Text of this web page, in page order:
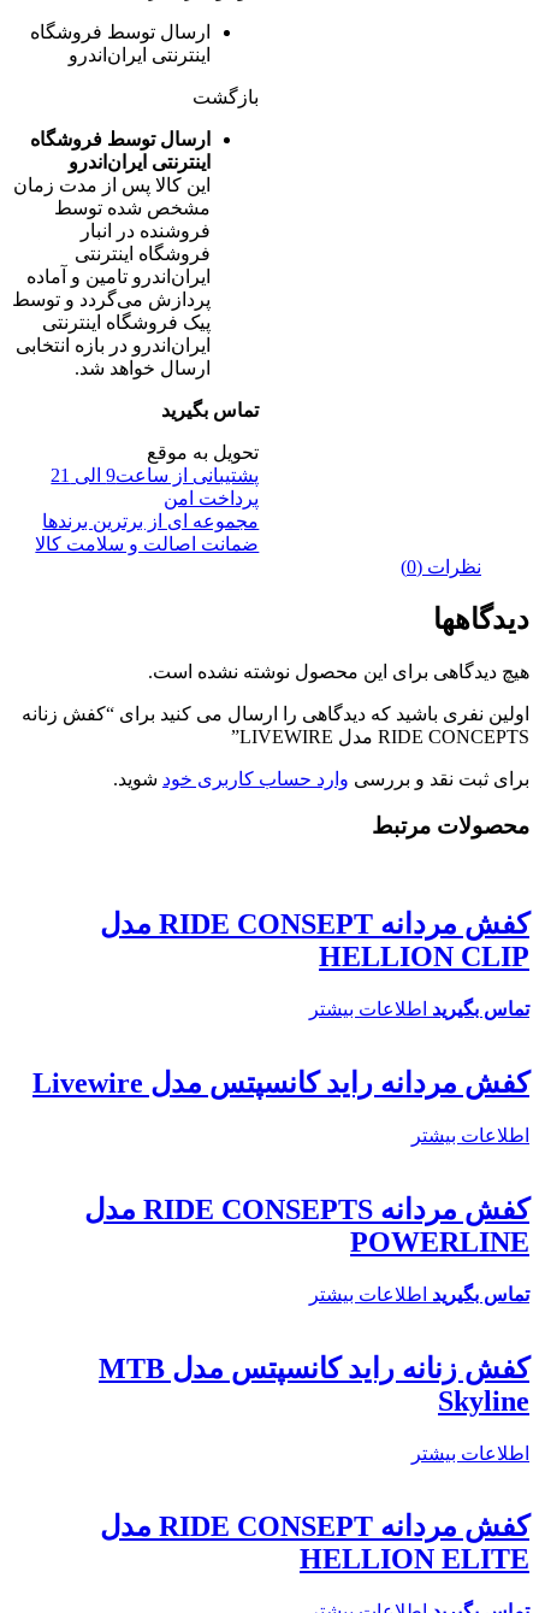
ارسال توسط فروشگاه
اینترنتی ایران‌اندرو
بازگشت
ارسال توسط فروشگاه
اینترنتی ایران‌اندرو
این کالا پس از مدت زمان
مشخص شده توسط
فروشنده در انبار
فروشگاه اینترنتی
ایران‌اندرو تامین و آماده
پردازش می‌گردد و توسط
پیک فروشگاه اینترنتی
ایران‌اندرو در بازه انتخابی
ارسال خواهد شد.
تماس بگیرید
تحویل به موقع
پشتیبانی از ساعت9 الی 21
پرداخت امن
مجموعه ای از برترین برندها
ضمانت اصالت و سلامت کالا
نظرات (0)
دیدگاهها
هیچ دیدگاهی برای این محصول نوشته نشده است.
اولین نفری باشید که دیدگاهی را ارسال می کنید برای “کفش زنانه
RIDE CONCEPTS مدل LIVEWIRE”
برای ثبت نقد و بررسی وارد حساب کاربری خود شوید.
محصولات مرتبط
کفش مردانه RIDE CONSEPT مدل
HELLION CLIP
تماس بگیرید اطلاعات بیشتر
کفش مردانه راید کانسپتس مدل Livewire
اطلاعات بیشتر
کفش مردانه RIDE CONSEPTS مدل
POWERLINE
تماس بگیرید اطلاعات بیشتر
کفش زنانه راید کانسپتس مدل MTB
Skyline
اطلاعات بیشتر
کفش مردانه RIDE CONSEPT مدل
HELLION ELITE